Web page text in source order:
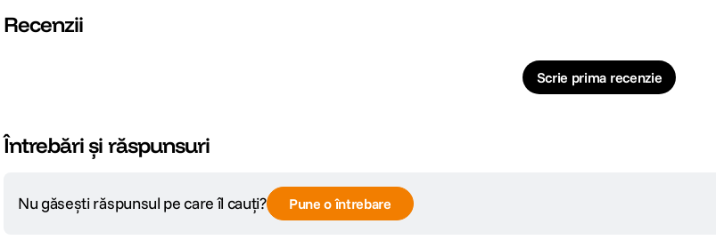
DETALII PRODUCATOR
Recenzii
Scrie prima recenzie
Întrebări și răspunsuri
Nu găsești răspunsul pe care îl cauți? Pune o întrebare